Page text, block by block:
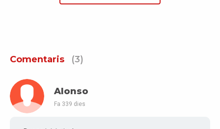
Comentaris (3)
Alonso
Fa 339 dies